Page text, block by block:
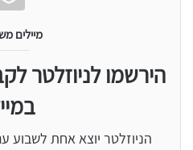
מיילים
הירשמו לניוזלטר
הניוזלטר יוצא אחת לשבוע